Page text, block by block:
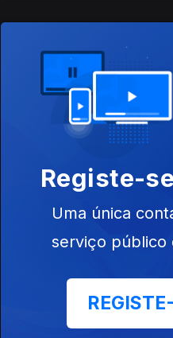
Notícias de Hollywood.
17 jun. 2015
Os novos projetos de
16 jun. 2015
15 jun. 2015
Registe-
Uma única
serviço público